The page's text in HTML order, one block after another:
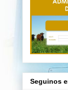
Seguinos